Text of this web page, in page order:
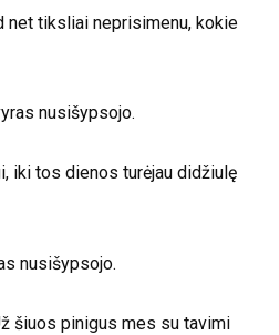
net tiksliai neprisimenu, kokie
nusišypsojo.
iki tos dienos turėjau didžiulę
nusišypsojo.
šiuos pinigus mes su tavimi